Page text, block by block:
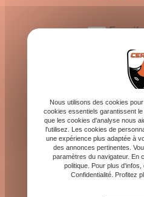
Email
Lundi -
Nous utilisons des cookies
cookies essentiels garantissent
que les cookies d'analyse nous
l'utilisez. Les cookies de
une expérience plus adaptée à
des annonces pertinentes.
paramètres du navigateur. En
politique. Pour plus
Confidentialité. Profitez